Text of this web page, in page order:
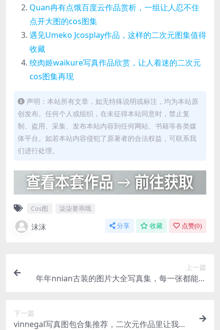
Quan冉有点饿百度云作品赏析，一组让人忍不住
点开大图的cos图集
遇见Umeko Jcosplay作品，这样的二次元图集值得
收藏
绞肉姬waikure写真作品欣赏，让人着迷的二次元
cos图集再现
声明：本站所有文章，如无特殊说明或标注，均为本站原
创发布。任何个人或组织，在未征得本站同意时，禁止复
制、盗用、采集、发布本站内容到任何网站、书籍等各类媒
体平台。如若本站内容侵犯了原著者的合法权益，可联系我
们进行处理。
Cos图 柒柒要乖哦
沫沫 分享 收藏 点赞(0)
上一篇
年年nnian古装的图片大全写真集，每一张都能让
下一篇
vinnegal写真图包合集推荐，二次元作品里让我心